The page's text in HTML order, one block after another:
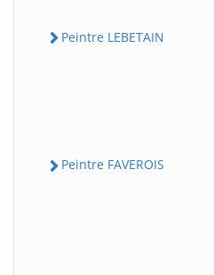
Peintre LEBETAIN
Peintre FAVEROIS